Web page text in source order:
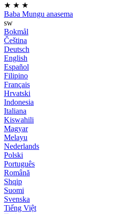
★ ★ ★
Baba Mungu anasema
sw
Bokmål
Čeština
Deutsch
English
Español
Filipino
Français
Hrvatski
Indonesia
Italiana
Kiswahili
Magyar
Melayu
Nederlands
Polski
Português
Română
Shqip
Suomi
Svenska
Tiếng Việt